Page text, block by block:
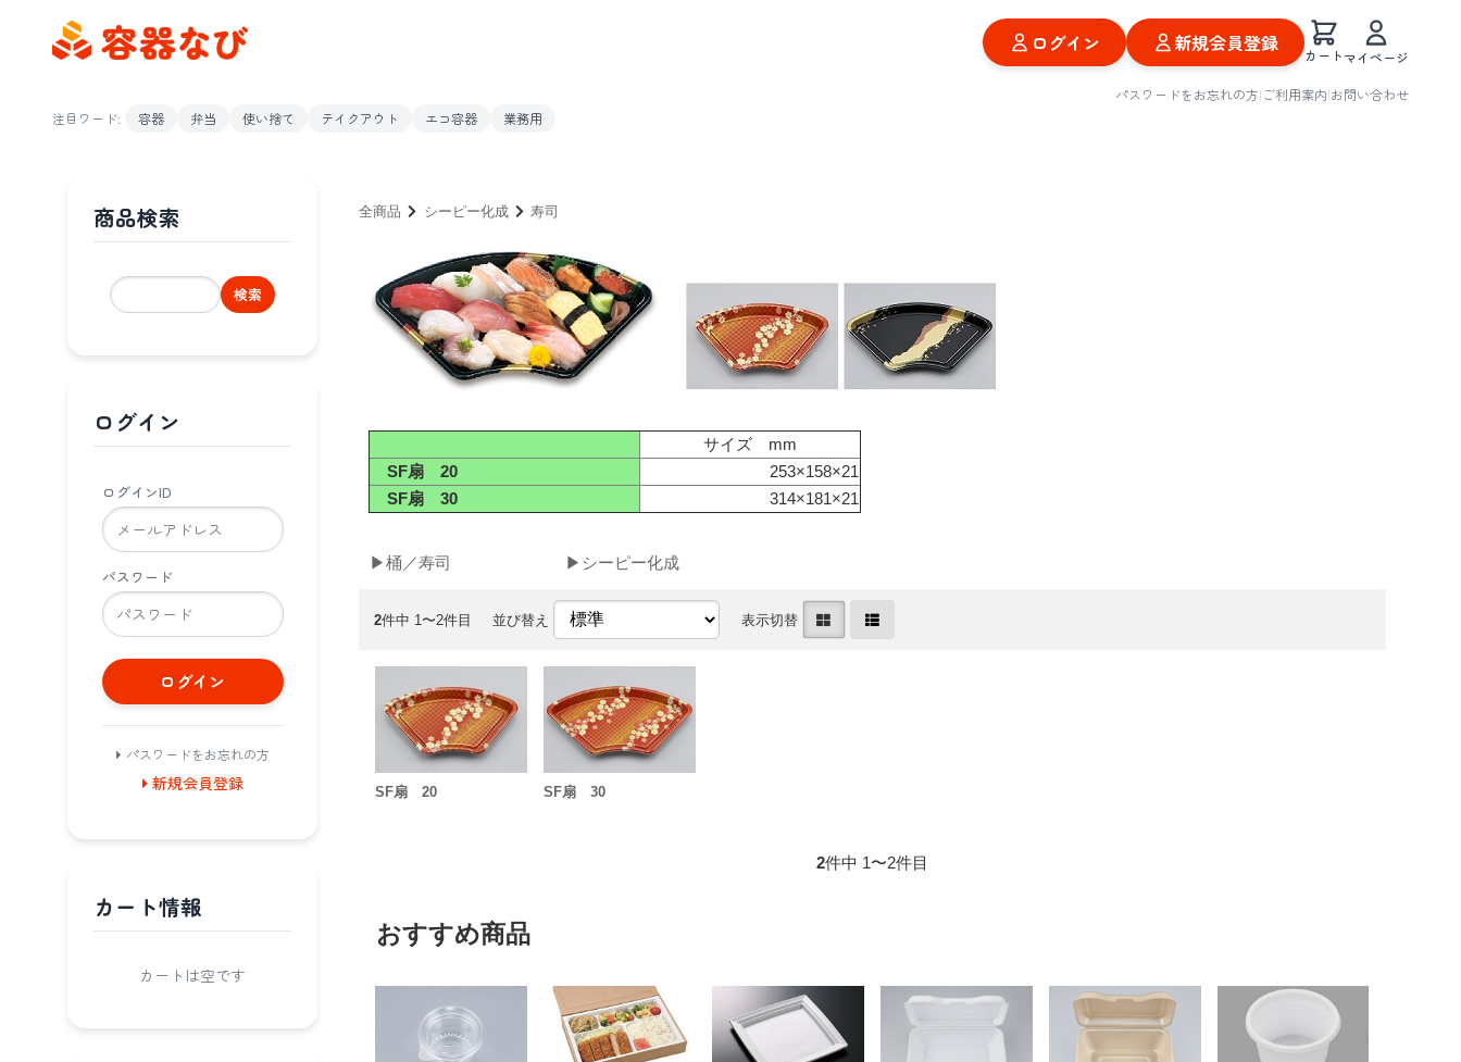
ログイン 新規会員登録 カートマイページ
パスワードをお忘れの方|ご利用案内|お問い合わせ
注目ワード:
容器 弁当 使い捨て テイクアウト エコ容器 業務用
全商品 シーピー化成 寿司
サイズ mm
SF扇 20
253×158×21
SF扇 30
314×181×21
▶桶／寿司 ▶シーピー化成
2件中 1〜2件目 並び替え 表示切替
SF扇 20 SF扇 30
2件中 1〜2件目
おすすめ商品
商品検索
検索
ログイン
ログインID
パスワード
ログイン
パスワードをお忘れの方
新規会員登録
カート情報
カートは空です